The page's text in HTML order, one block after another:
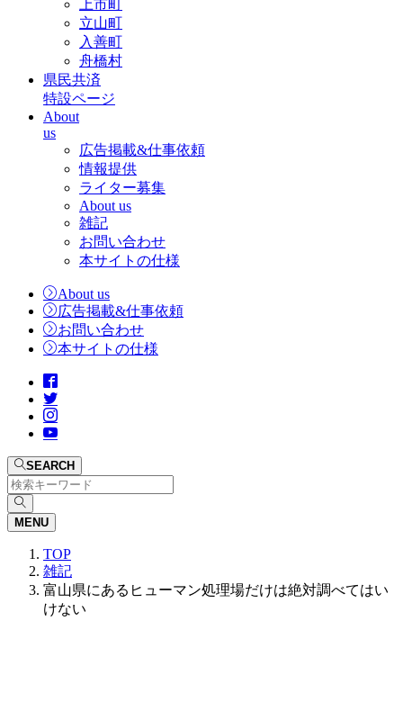
上市町
立山町
入善町
舟橋村
県民共済
特設ページ
About
us
広告掲載&仕事依頼
情報提供
ライター募集
About us
雑記
お問い合わせ
本サイトの仕様
About us
広告掲載&仕事依頼
お問い合わせ
本サイトの仕様
SEARCH
MENU
TOP
雑記
富山県にあるヒューマン処理場だけは絶対調べてはい
けない